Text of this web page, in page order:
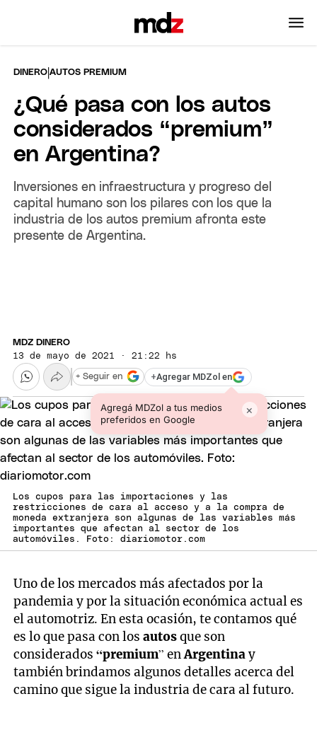
DINERO |AUTOS PREMIUM
¿Qué pasa con los autos
considerados “premium”
en Argentina?
Inversiones en infraestructura y progreso del
capital humano son los pilares con los que la
industria de los autos premium afronta este
presente de Argentina.
MDZ DINERO
13 de mayo de 2021 · 21:22 hs
+Agregar MDZol en
Agregá MDZol a tus medios
preferidos en Google
×
+ Seguir en
Los cupos para las importaciones y las
restricciones de cara al acceso y a la compra de
moneda extranjera son algunas de las variables más
importantes que afectan al sector de los
automóviles. Foto: diariomotor.com
Uno de los mercados más afectados por la
pandemia y por la situación económica actual es
el automotriz. En esta ocasión, te contamos qué
es lo que pasa con losautosque son
considerados“premium” enArgentinay
también brindamos algunos detalles acerca del
camino que sigue la industria de cara al futuro.